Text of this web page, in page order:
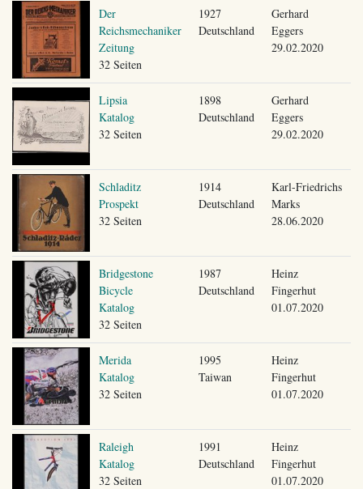
Der
Reichsmechaniker
Zeitung
32 Seiten
1927
Deutschland
Gerhard
Eggers
29.02.2020
Lipsia
Katalog
32 Seiten
1898
Deutschland
Gerhard
Eggers
29.02.2020
Schladitz
Prospekt
32 Seiten
1914
Deutschland
Karl-Friedrichs
Marks
28.06.2020
Bridgestone
Bicycle
Katalog
32 Seiten
1987
Deutschland
Heinz
Fingerhut
01.07.2020
Merida
Katalog
32 Seiten
1995
Taiwan
Heinz
Fingerhut
01.07.2020
Raleigh
Katalog
32 Seiten
1991
Deutschland
Heinz
Fingerhut
01.07.2020